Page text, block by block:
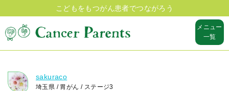
こどもをもつがん患者でつながろう
メニュー
一覧
sakuraco
埼玉県 / 胃がん / ステージ3